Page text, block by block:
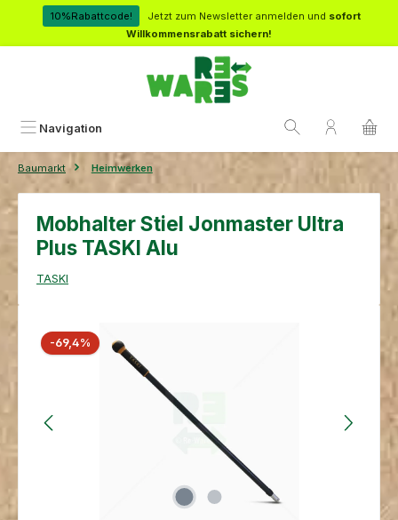
Zum Hauptinhalt springen
10%Rabattcode! Jetzt zum Newsletter anmelden und sofort
Willkommensrabatt sichern!
Navigation
Baumarkt Heimwerken
Mobhalter Stiel Jonmaster Ultra
Plus TASKI Alu
TASKI
Bildergalerie überspringen
-69,4% Rabatt